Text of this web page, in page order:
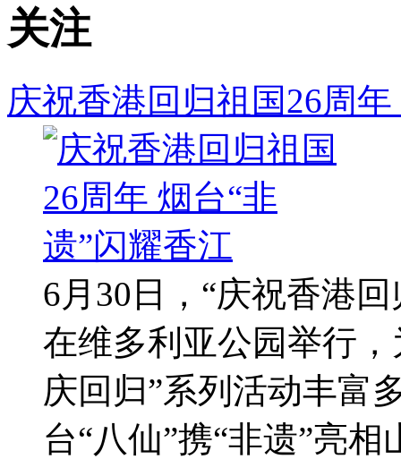
关注
庆祝香港回归祖国26周
6月30日，“庆祝香港
在维多利亚公园举行
庆回归”系列活动丰富
台“八仙”携“非遗”亮